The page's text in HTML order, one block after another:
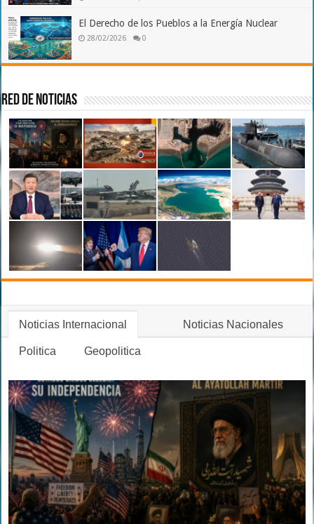
El Derecho de los Pueblos a la Energía Nuclear
28/02/2026 0
Red de Noticias
Noticias Internacional Noticias Nacionales
Politica Geopolitica